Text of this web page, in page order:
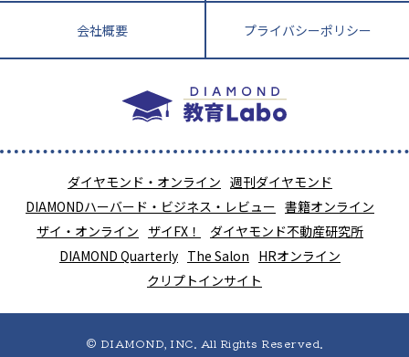
会社概要 プライバシーポリシー
ダイヤモンド・オンライン 週刊ダイヤモンド
DIAMONDハーバード・ビジネス・レビュー 書籍オンライン
ザイ・オンライン ザイFX！
ダイヤモンド不動産研究所
DIAMOND Quarterly The Salon HRオンライン
クリプトインサイト
© DIAMOND, INC. All Rights Reserved.